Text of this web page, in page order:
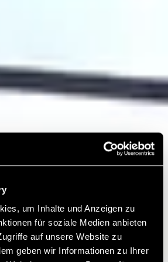
um Inhalte und Anzeigen zu
für soziale Medien anbieten
auf unsere Website zu
geben wir Informationen zu Ihrer